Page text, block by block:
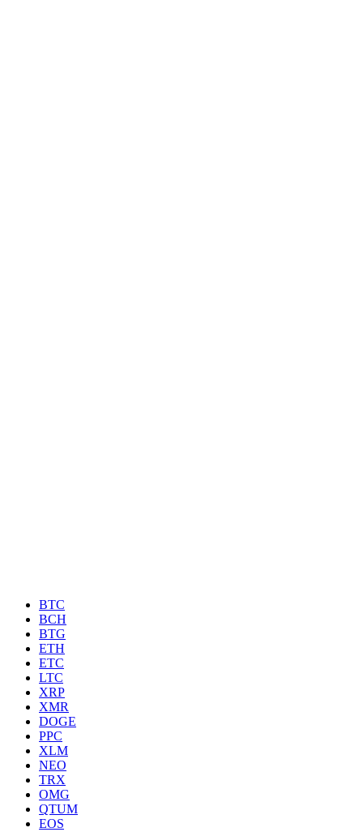
BTC
BCH
BTG
ETH
ETC
LTC
XRP
XMR
DOGE
PPC
XLM
NEO
TRX
OMG
QTUM
EOS